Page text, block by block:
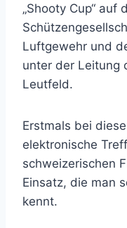
„Shooty Cup“ auf
Luftgewehr und
unter der Leitung
Leutfeld.
Erstmals bei
elektronische
schweizerischen
Einsatz, die man
kennt.